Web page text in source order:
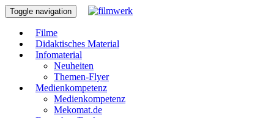
Toggle navigation
Filme
Didaktisches Material
Infomaterial
Neuheiten
Themen-Flyer
Medienkompetenz
Medienkompetenz
Mekomat.de